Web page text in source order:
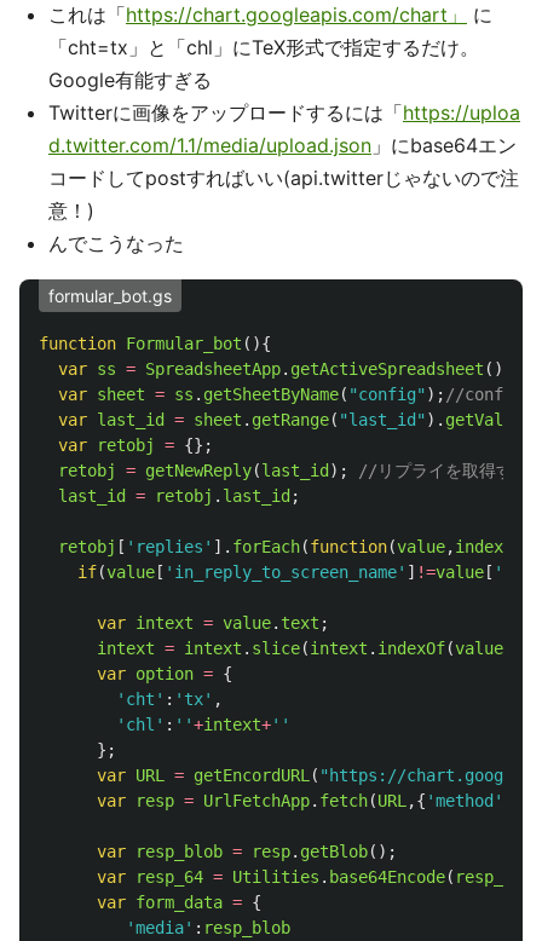
これは「https://chart.googleapis.com/chart」
に
「cht=tx」と「chl」にTeX形式で指定するだけ。
Google有能すぎる
Twitterに画像をアップロードするには「https://uploa
d.twitter.com/1.1/media/upload.json 」にbase64エン
コードしてpostすればいい(api.twitterじゃないので注
意！)
んでこうなった
formular_bot.gs
function Formular_bot (){
var ss = SpreadsheetApp. getActiveSpreadsheet ();
var sheet = ss . getSheetByName( "config" ); //configと
var last_id = sheet . getRange( "last_id " ). getValue
var
retobj = {};
retobj
= getNewReply(last_id );
//リプライを取得する
last_id
= retobj . last_id ;
retobj [ ' replies ' ]. forEach(function(value,index
if(value [ ' in_reply_to_screen_name' ] !=value [ '
var intext = value. text ;
intext = intext . slice(intext . indexOf(value
var option = {
' cht ' : ' tx' ,
' chl ' : ''+intext+''
};
var URL = getEncordURL ( " https://
var
resp = UrlFetchApp. fetch(URL ,{ 'method '
var resp_blob = resp. getBlob();
var
resp_64 = Utilities . base64Encode( resp_blob
var form_data = {
'media' : resp_blob